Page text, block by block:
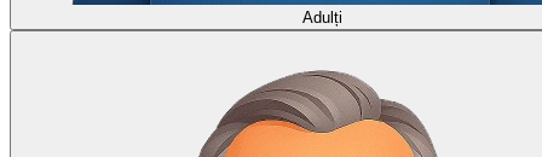
Adulți